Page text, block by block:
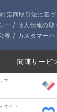
特定商取引法に基
ー / 個人情報の取
表 / カスタマー
関連サービ
プ
サイト